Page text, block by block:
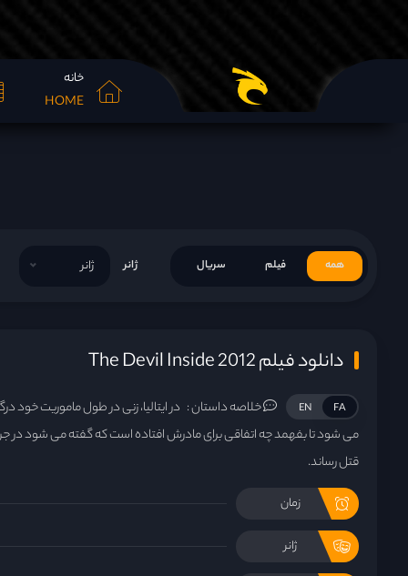
خانه
HOME
همه فیلم سریال ژانر ژانر
دانلود فیلم The Devil Inside 2012
FA
EN خلاصه داستان : در ایتالیا، زنی در طول ماموریت
می شود تا بفهمد چه اتفاقی برای مادرش افتاده است که گفته می شود در
قتل رساند.
زمان
ژانر